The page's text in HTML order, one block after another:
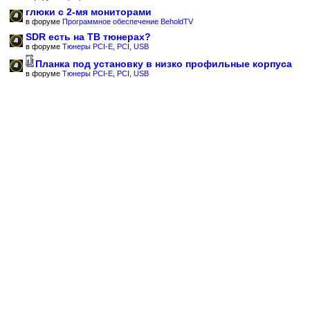
глюки с 2-мя мониторами
в форуме Программное обеспечение BeholdTV
SDR есть на ТВ тюнерах?
в форуме Тюнеры PCI-E, PCI, USB
Планка под установку в низко профильные корпуса
в форуме Тюнеры PCI-E, PCI, USB